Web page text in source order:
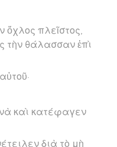
πλεῖστος,
τὴν θάλασσαν ἐπὶ
καὶ κατέφαγεν
διὰ τὸ μὴ